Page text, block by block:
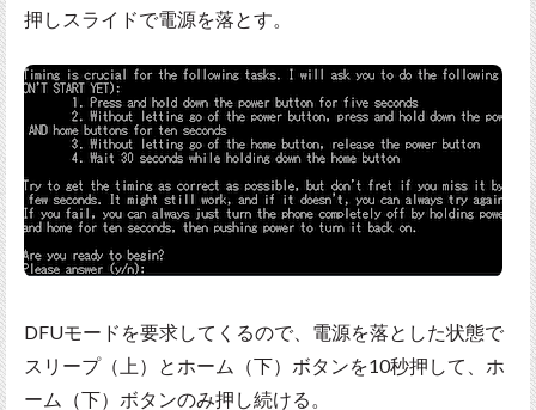
押しスライドで電源を落とす。
DFUモードを要求してくるので、電源を落とした状態で
スリープ（上）とホーム（下）ボタンを10秒押して、ホ
ーム（下）ボタンのみ押し続ける。